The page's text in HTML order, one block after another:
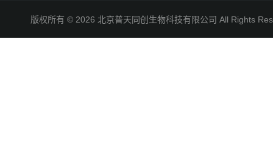
版权所有 © 2026 北京普天同创生物科技有限公司 All Rights